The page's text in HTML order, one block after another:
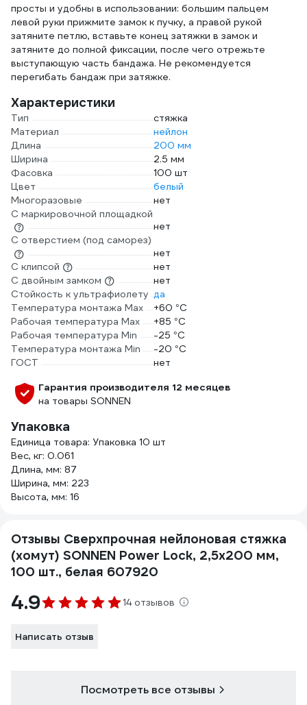
просты и удобны в использовании: большим пальцем
левой руки прижмите замок к пучку, а правой рукой
затяните петлю, вставьте конец затяжки в замок и
затяните до полной фиксации, после чего отрежьте
выступающую часть бандажа. Не рекомендуется
перегибать бандаж при затяжке.
Характеристики
Тип
стяжка
Материал
нейлон
Длина
200 мм
Ширина
2.5 мм
Фасовка
100 шт
Цвет
белый
Многоразовые
нет
С маркировочной площадкой
нет
С отверстием (под саморез)
нет
С клипсой
нет
С двойным замком
нет
Стойкость к ультрафиолету да
Температура монтажа Max
+60 °С
Рабочая температура Max
+85 °С
Рабочая температура Min
-25 °С
Температура монтажа Min
-20 °С
ГОСТ
нет
Гарантия производителя 12 месяцев
на товары SONNEN
Упаковка
Единица товара: Упаковка 10 шт
Вес, кг: 0.061
Длина, мм: 87
Ширина, мм: 223
Высота, мм: 16
Отзывы Сверхпрочная нейлоновая стяжка
(хомут) SONNEN Power Lock, 2,5x200 мм,
100 шт., белая 607920
4.9 14 отзывов
Написать отзыв
Посмотреть все отзывы